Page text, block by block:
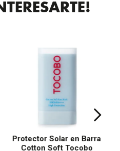
Protector Solar en Barra
Cotton Soft Tocobo